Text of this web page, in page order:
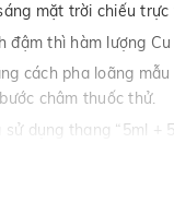
mặt trời chiếu trực
đậm thì hàm lượng
cách pha loãng
châm thuốc thử.
dụng thang “5ml +